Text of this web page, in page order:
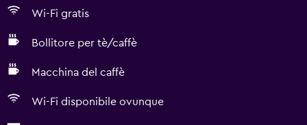
Wi-Fi gratis
Bollitore per tè/caffè
Macchina del caffè
Wi-Fi disponibile ovunque